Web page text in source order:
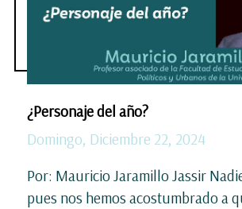
¿Personaje del año?
Domingo, Diciembre 22, 2024
Por: Mauricio Jaramillo Jassir
pues nos hemos acostumbrado a